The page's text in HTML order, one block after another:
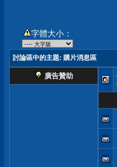
字體大小：
討論區中的主題: 購片消息區
廣告贊助